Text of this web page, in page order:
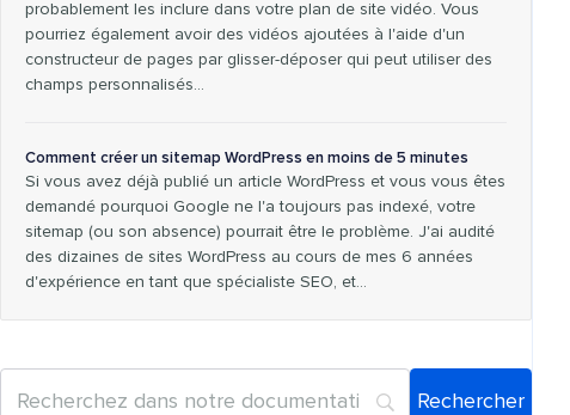
probablement les inclure dans votre plan de site vidéo. Vous
pourriez également avoir des vidéos ajoutées à l'aide d'un
constructeur de pages par glisser-déposer qui peut utiliser des
champs personnalisés...
Comment créer un sitemap WordPress en moins de 5 minutes
Si vous avez déjà publié un article WordPress et vous vous êtes
demandé pourquoi Google ne l'a toujours pas indexé, votre
sitemap (ou son absence) pourrait être le problème. J'ai audité
des dizaines de sites WordPress au cours de mes 6 années
d'expérience en tant que spécialiste SEO, et…